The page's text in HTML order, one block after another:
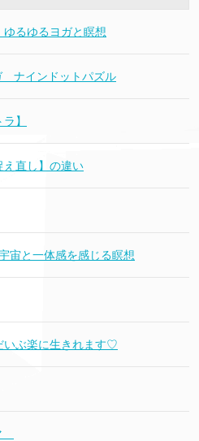
るゆるヨガと瞑想
ナインドットパズル
】
え直し】の違い
宙と一体感を感じる瞑想
いぶ楽に生きれます♡